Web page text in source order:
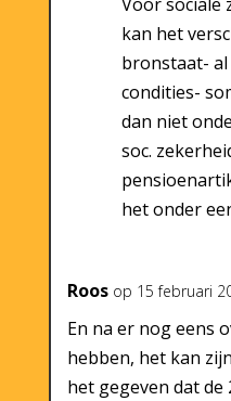
kan het
bronstaat-
condities-
dan niet
soc.
het onder
Roos op 15 februari
En na er nog eens
hebben, het kan
het gegeven dat de